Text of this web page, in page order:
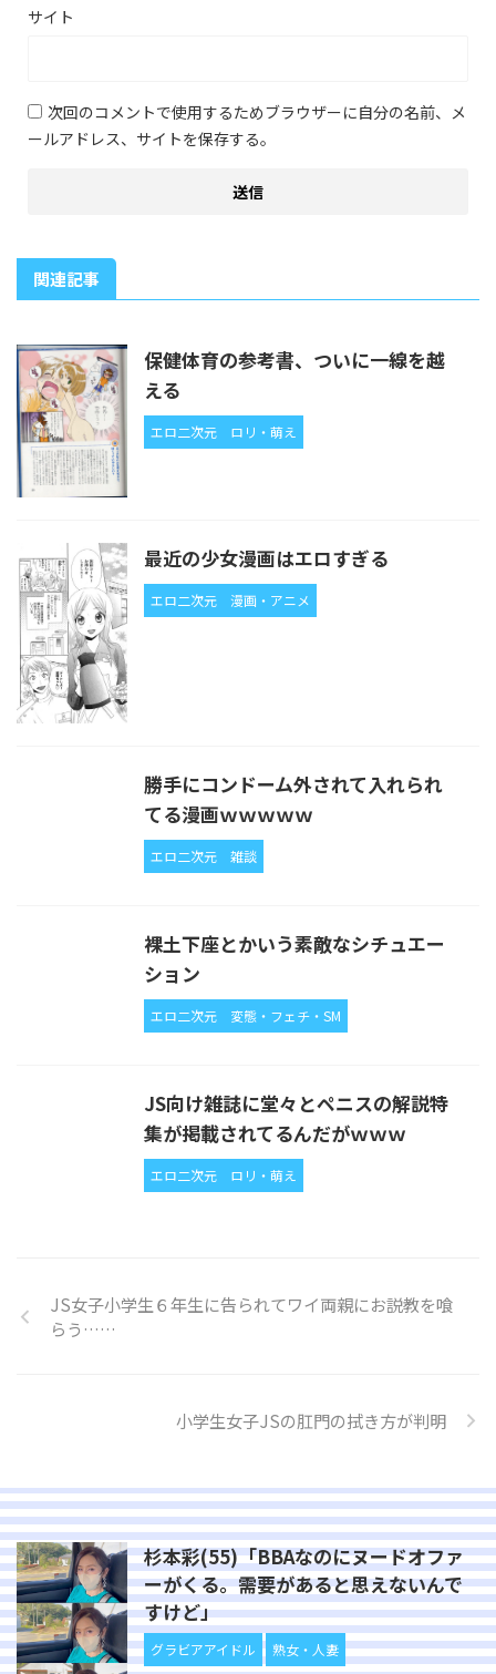
サイト
次回のコメントで使用するためブラウザーに自分の名前、メ
ールアドレス、サイトを保存する。
関連記事
保健体育の参考書、ついに一線を越
える
エロ二次元 ロリ・萌え
最近の少女漫画はエロすぎる
エロ二次元 漫画・アニメ
勝手にコンドーム外されて入れられ
てる漫画ｗｗｗｗｗ
エロ二次元 雑談
裸土下座とかいう素敵なシチュエー
ション
エロ二次元 変態・フェチ・SM
JS向け雑誌に堂々とペニスの解説特
集が掲載されてるんだがｗｗｗ
エロ二次元 ロリ・萌え
JS女子小学生６年生に告られてワイ両親にお説教を喰
らう……
小学生女子JSの肛門の拭き方が判明
杉本彩(55)「BBAなのにヌードオファ
ーがくる。需要があると思えないんで
すけど」
グラビアアイドル 熟女・人妻